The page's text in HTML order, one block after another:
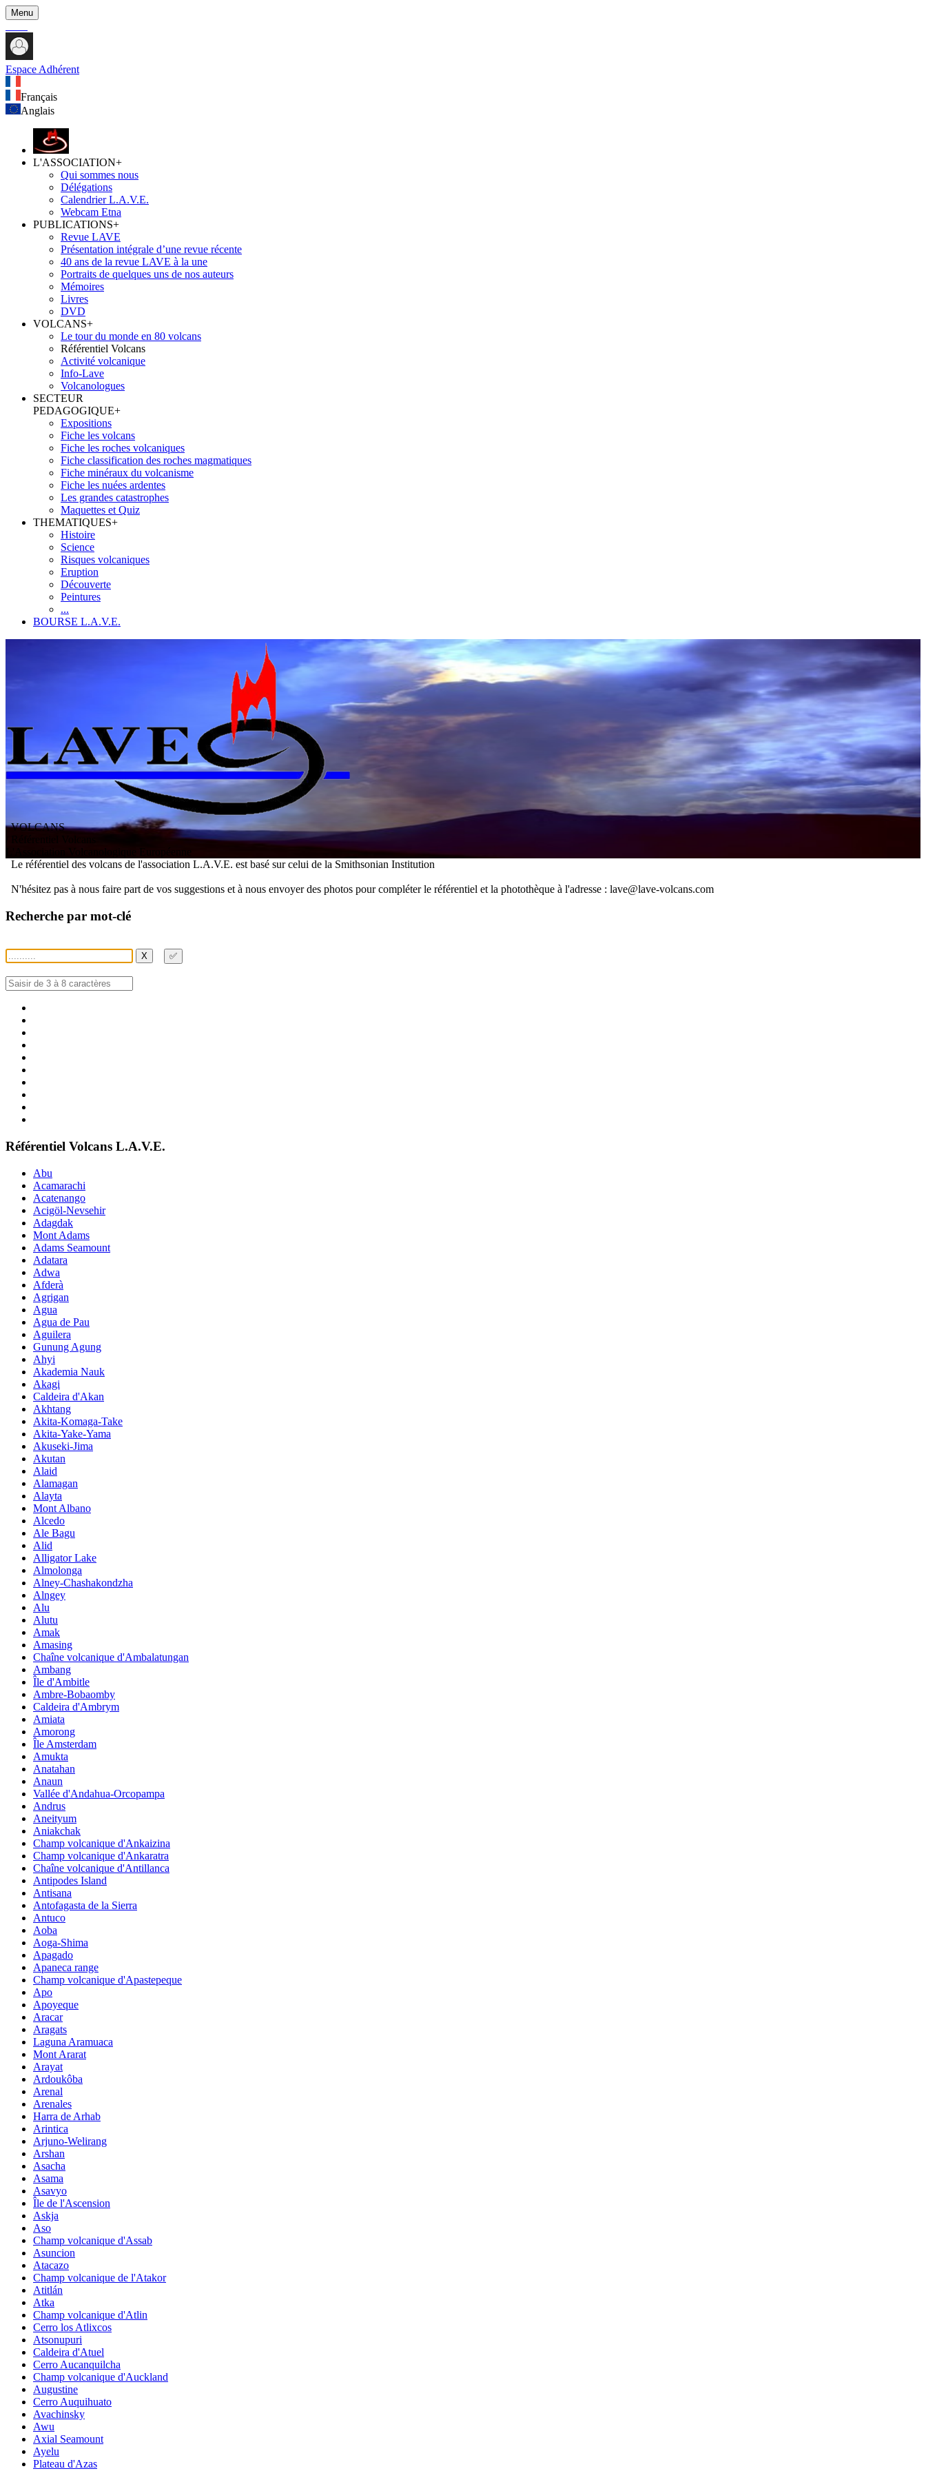
Menu
Espace Adhérent
Français
Anglais
L'ASSOCIATION+
Qui sommes nous
Délégations
Calendrier L.A.V.E.
Webcam Etna
PUBLICATIONS+
Revue LAVE
Présentation intégrale d’une revue récente
40 ans de la revue LAVE à la une
Portraits de quelques uns de nos auteurs
Mémoires
Livres
DVD
VOLCANS+
Le tour du monde en 80 volcans
Référentiel Volcans
Activité volcanique
Info-Lave
Volcanologues
SECTEUR
PEDAGOGIQUE+
Expositions
Fiche les volcans
Fiche les roches volcaniques
Fiche classification des roches magmatiques
Fiche minéraux du volcanisme
Fiche les nuées ardentes
Les grandes catastrophes
Maquettes et Quiz
THEMATIQUES+
Histoire
Science
Risques volcaniques
Eruption
Découverte
Peintures
...
BOURSE L.A.V.E.
VOLCANS
olcanologique
Le référentiel des volcans de l'association L.A.V.E. est basé sur celui de la Smithsonian Institution
N'hésitez pas à nous faire part de vos suggestions et à nous envoyer des photos pour compléter le référentiel et la photothèque à l'adresse : lave@lave-volcans.com
Recherche par mot-clé
X ✅
Référentiel Volcans L.A.V.E.
Abu
Acamarachi
Acatenango
Acigöl-Nevsehir
Adagdak
Mont Adams
Adams Seamount
Adatara
Adwa
Afderà
Agrigan
Agua
Agua de Pau
Aguilera
Gunung Agung
Ahyi
Akademia Nauk
Akagi
Caldeira d'Akan
Akhtang
Akita-Komaga-Take
Akita-Yake-Yama
Akuseki-Jima
Akutan
Alaid
Alamagan
Alayta
Mont Albano
Alcedo
Ale Bagu
Alid
Alligator Lake
Almolonga
Alney-Chashakondzha
Alngey
Alu
Alutu
Amak
Amasing
Chaîne volcanique d'Ambalatungan
Ambang
Île d'Ambitle
Ambre-Bobaomby
Caldeira d'Ambrym
Amiata
Amorong
Île Amsterdam
Amukta
Anatahan
Anaun
Vallée d'Andahua-Orcopampa
Andrus
Aneityum
Aniakchak
Champ volcanique d'Ankaizina
Champ volcanique d'Ankaratra
Chaîne volcanique d'Antillanca
Antipodes Island
Antisana
Antofagasta de la Sierra
Antuco
Aoba
Aoga-Shima
Apagado
Apaneca range
Champ volcanique d'Apastepeque
Apo
Apoyeque
Aracar
Aragats
Laguna Aramuaca
Mont Ararat
Arayat
Ardoukôba
Arenal
Arenales
Harra de Arhab
Arintica
Arjuno-Welirang
Arshan
Asacha
Asama
Asavyo
Île de l'Ascension
Askja
Aso
Champ volcanique d'Assab
Asuncion
Atacazo
Champ volcanique de l'Atakor
Atitlán
Atka
Champ volcanique d'Atlin
Cerro los Atlixcos
Atsonupuri
Caldeira d'Atuel
Cerro Aucanquilcha
Champ volcanique d'Auckland
Augustine
Cerro Auquihuato
Avachinsky
Awu
Axial Seamount
Ayelu
Plateau d'Azas